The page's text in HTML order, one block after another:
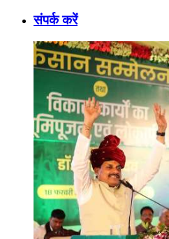
संपर्क करें